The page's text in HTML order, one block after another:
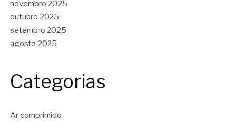
novembro 2025
outubro 2025
setembro 2025
agosto 2025
Categorias
Ar comprimido